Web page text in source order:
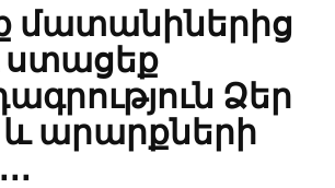
մատանիներից
ստացեք
Ձեր
և արարքների